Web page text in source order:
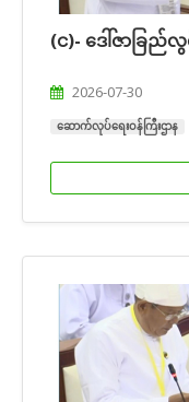
(င)- ဒေါ်ဇာခြ
2026-07-30
ဆောက်လုပ်ရေးဝန်ကြီးဌာန